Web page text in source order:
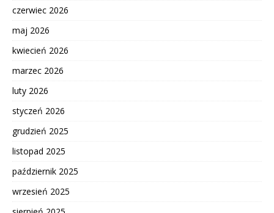
czerwiec 2026
maj 2026
kwiecień 2026
marzec 2026
luty 2026
styczeń 2026
grudzień 2025
listopad 2025
październik 2025
wrzesień 2025